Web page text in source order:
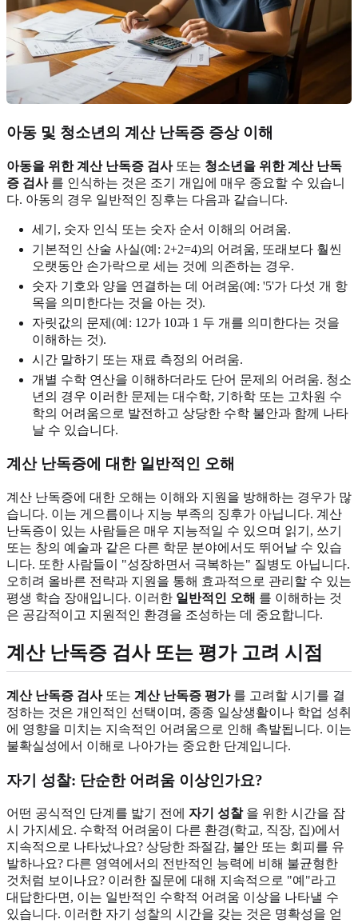
아동 및 청소년의 계산 난독증 증상 이해
아동을 위한 계산 난독증 검사또는 청소년을 위한 계산 난독
증 검사를 인식하는 것은 조기 개입에 매우 중요할 수 있습니
다. 아동의 경우 일반적인 징후는 다음과 같습니다.
세기, 숫자 인식 또는 숫자 순서 이해의 어려움.
기본적인 산술 사실(예: 2+2=4)의 어려움, 또래보다 훨씬
오랫동안 손가락으로 세는 것에 의존하는 경우.
숫자 기호와 양을 연결하는 데 어려움(예: '5'가 다섯 개 항
목을 의미한다는 것을 아는 것).
자릿값의 문제(예: 12가 10과 1 두 개를 의미한다는 것을
이해하는 것).
시간 말하기 또는 재료 측정의 어려움.
개별 수학 연산을 이해하더라도 단어 문제의 어려움. 청소
년의 경우 이러한 문제는 대수학, 기하학 또는 고차원 수
학의 어려움으로 발전하고 상당한 수학 불안과 함께 나타
날 수 있습니다.
계산 난독증에 대한 일반적인 오해
계산 난독증에 대한 오해는 이해와 지원을 방해하는 경우가 많
습니다. 이는 게으름이나 지능 부족의 징후가 아닙니다. 계산
난독증이 있는 사람들은 매우 지능적일 수 있으며 읽기, 쓰기
또는 창의 예술과 같은 다른 학문 분야에서도 뛰어날 수 있습
니다. 또한 사람들이 "성장하면서 극복하는" 질병도 아닙니다.
오히려 올바른 전략과 지원을 통해 효과적으로 관리할 수 있는
평생 학습 장애입니다. 이러한 일반적인 오해 를 이해하는 것
은 공감적이고 지원적인 환경을 조성하는 데 중요합니다.
계산 난독증 검사 또는 평가 고려 시점
계산 난독증 검사또는 계산 난독증 평가를 고려할 시기를 결
정하는 것은 개인적인 선택이며, 종종 일상생활이나 학업 성취
에 영향을 미치는 지속적인 어려움으로 인해 촉발됩니다. 이는
불확실성에서 이해로 나아가는 중요한 단계입니다.
자기 성찰: 단순한 어려움 이상인가요?
어떤 공식적인 단계를 밟기 전에 자기 성찰을 위한 시간을 잠
시 가지세요. 수학적 어려움이 다른 환경(학교, 직장, 집)에서
지속적으로 나타났나요? 상당한 좌절감, 불안 또는 회피를 유
발하나요? 다른 영역에서의 전반적인 능력에 비해 불균형한
것처럼 보이나요? 이러한 질문에 대해 지속적으로 "예"라고
대답한다면, 이는 일반적인 수학적 어려움 이상을 나타낼 수
있습니다. 이러한 자기 성찰의 시간을 갖는 것은 명확성을 얻